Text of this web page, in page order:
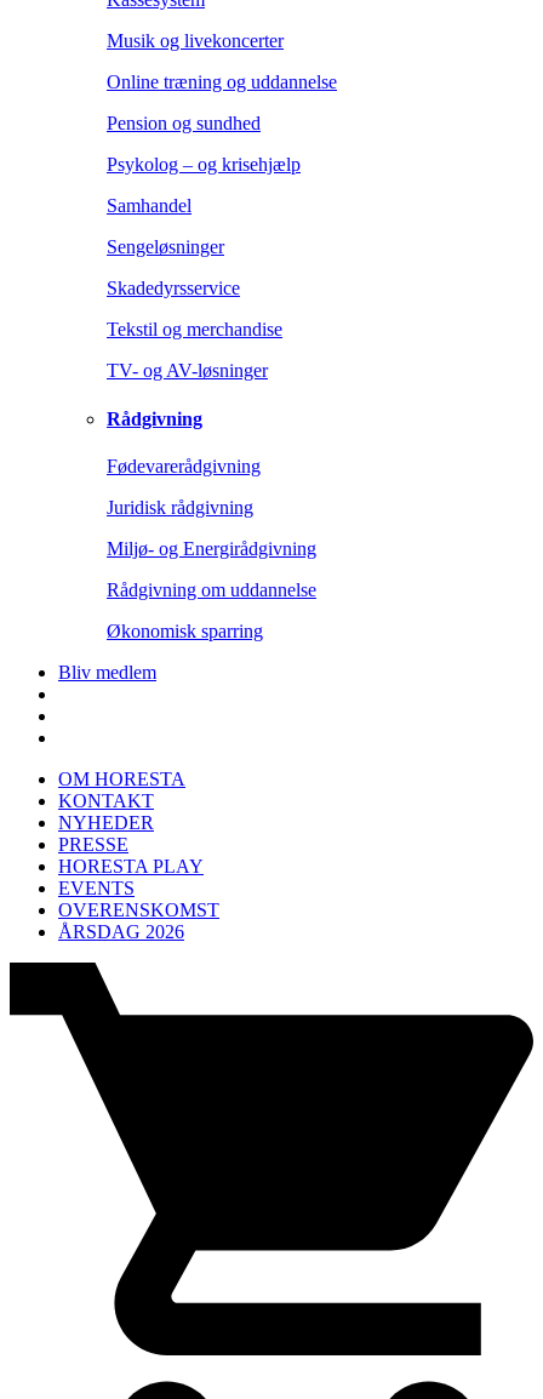
Musik og livekoncerter
Online træning og uddannelse
Pension og sundhed
Psykolog – og krisehjælp
Samhandel
Sengeløsninger
Skadedyrsservice
Tekstil og merchandise
TV- og AV-løsninger
Rådgivning
Fødevarerådgivning
Juridisk rådgivning
Miljø- og Energirådgivning
Rådgivning om uddannelse
Økonomisk sparring
Bliv medlem
OM HORESTA
KONTAKT
NYHEDER
PRESSE
HORESTA PLAY
EVENTS
OVERENSKOMST
ÅRSDAG 2026